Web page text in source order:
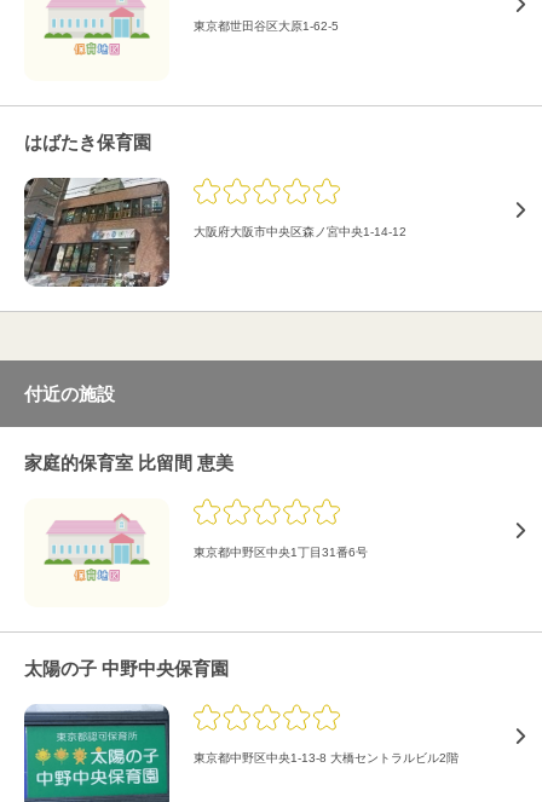
東京都世田谷区大原1-62-5
はばたき保育園
大阪府大阪市中央区森ノ宮中央1-14-12
付近の施設
家庭的保育室 比留間 恵美
東京都中野区中央1丁目31番6号
太陽の子 中野中央保育園
東京都中野区中央1-13-8 大橋セントラルビル2階